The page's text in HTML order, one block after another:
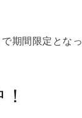
期間限定となっ